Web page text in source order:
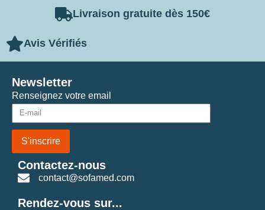
Livraison gratuite dès 150€
Avis Vérifiés
Renseignez votre email
S'inscrire
Newsletter
Contactez-nous
contact@sofamed.com
Rendez-vous sur...